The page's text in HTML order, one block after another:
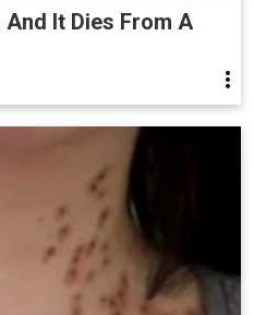
It Dies From A